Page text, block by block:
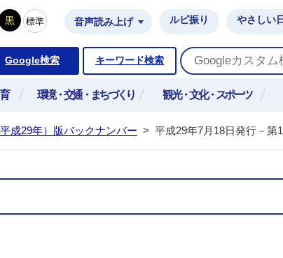
黒 標準 音声読み上げ ルビ振り やさしい
Google検索 キーワード検索
環境・交通・まちづくり 観光・文化・スポーツ
成29年）版バックナンバー > 平成29年7月18日発行－第